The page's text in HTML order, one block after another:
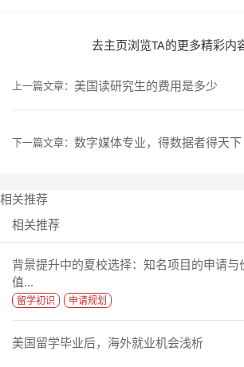
去主页浏览TA的更多精彩内
上一篇文章： 美国读研究生的费用是多少
下一篇文章： 数字媒体专业，得数据者得天下
相关推荐
相关推荐
背景提升中的夏校选择：知名项目的申请与
值...
留学初识 申请规划
美国留学毕业后，海外就业机会浅析